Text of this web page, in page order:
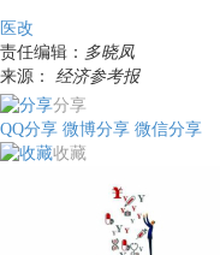
医改
责任编辑： 多晓凤
来源：
经济参考报
分享
QQ分享 微博分享 微信分享
收藏